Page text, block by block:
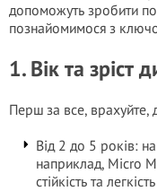
допоможуть зробити
познайомимося з
1. Вік та зріст
Перш за все, врахуйте,
Від 2 до 5 років:
наприклад, Micro
стійкість та